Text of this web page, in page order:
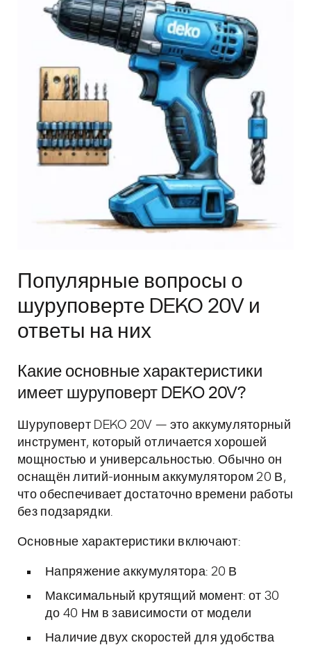
Популярные вопросы о
шуруповерте DEKO 20V и
ответы на них
Какие основные характеристики
имеет шуруповерт DEKO 20V?
Шуруповерт DEKO 20V — это аккумуляторный
инструмент, который отличается хорошей
мощностью и универсальностью. Обычно он
оснащён литий-ионным аккумулятором 20 В,
что обеспечивает достаточно времени работы
без подзарядки.
Основные характеристики включают:
Напряжение аккумулятора: 20 В
Максимальный крутящий момент: от 30
до 40 Нм в зависимости от модели
Наличие двух скоростей для удобства